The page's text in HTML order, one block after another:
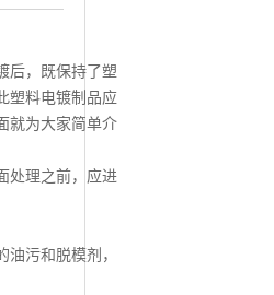
后，既保持了塑
塑料电镀制品应
就为大家简单介
处理之前，应进
污和脱模剂，